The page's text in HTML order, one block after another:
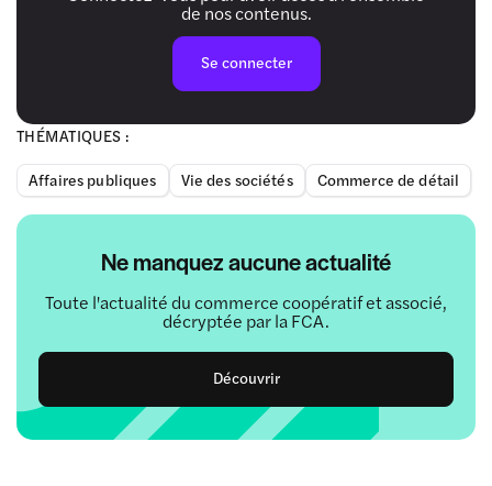
THÉMATIQUES :
Affaires publiques
Vie des sociétés Commerce de détail
Ne manquez aucune actualité
Toute l'actualité du commerce coopératif et associé,
décryptée par la FCA.
Découvrir
de nos contenus.
Se connecter